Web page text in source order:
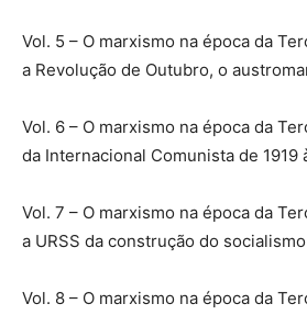
Vol. 5 – O marxismo na época da
a Revolução de Outubro, o
Vol. 6 – O marxismo na época da
da Internacional Comunista de
Vol. 7 – O marxismo na época da
a URSS da construção do
Vol. 8 – O marxismo na época da